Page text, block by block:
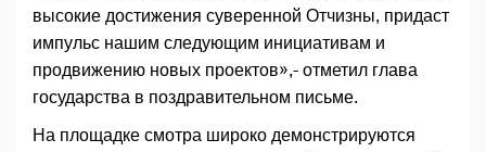
высокие достижения суверенной Отчизны, придаст
импульс нашим следующим инициативам и
продвижению новых проектов»,- отметил глава
государства в поздравительном письме.
На площадке смотра широко демонстрируются